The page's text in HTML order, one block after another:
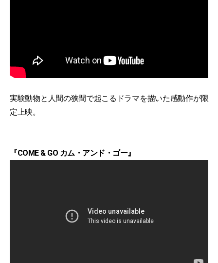
実験動物と人間の狭間で起こるドラマを描いた感動作が限
定上映。
『COME & GO カム・アンド・ゴー』